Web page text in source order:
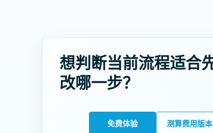
想判断当前流程适合
改哪一步？
免费体验 测算费用版本